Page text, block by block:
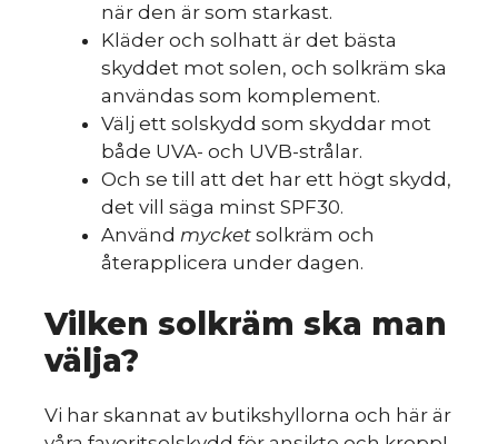
när den är som starkast.
Kläder och solhatt är det bästa
skyddet mot solen, och solkräm ska
användas som komplement.
Välj ett solskydd som skyddar mot
både UVA- och UVB-strålar.
Och se till att det har ett högt skydd,
det vill säga minst SPF30.
Använd mycket solkräm och
återapplicera under dagen.
Vilken solkräm ska man
välja?
Vi har skannat av butikshyllorna och här är